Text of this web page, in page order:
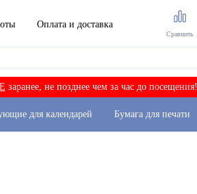
Оплата и доставка
Сравнить
заранее, не позднее чем за час до посещения!
для календарей Бумага для печати